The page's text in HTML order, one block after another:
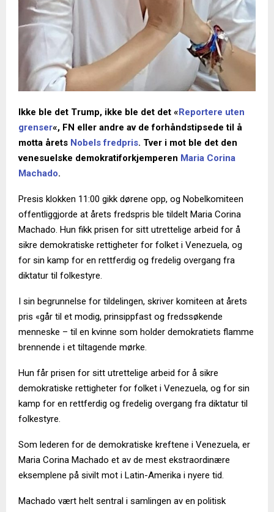
Ikke ble det Trump, ikke ble det det «Reportere uten
grenser«, FN eller andre av de forhåndstipsede til å
motta årets Nobels fredpris. Tver i mot ble det den
venesuelske demokratiforkjemperen Maria Corina
Machado.
Presis klokken 11:00 gikk dørene opp, og Nobelkomiteen
offentliggjorde at årets fredspris ble tildelt Maria Corina
Machado. Hun fikk prisen for sitt utrettelige arbeid for å
sikre demokratiske rettigheter for folket i Venezuela, og
for sin kamp for en rettferdig og fredelig overgang fra
diktatur til folkestyre.
I sin begrunnelse for tildelingen, skriver komiteen at årets
pris «går til et modig, prinsippfast og fredssøkende
menneske – til en kvinne som holder demokratiets flamme
brennende i et tiltagende mørke.
Hun får prisen for sitt utrettelige arbeid for å sikre
demokratiske rettigheter for folket i Venezuela, og for sin
kamp for en rettferdig og fredelig overgang fra diktatur til
folkestyre.
Som lederen for de demokratiske kreftene i Venezuela, er
Maria Corina Machado et av de mest ekstraordinære
eksemplene på sivilt mot i Latin-Amerika i nyere tid.
Machado vært helt sentral i samlingen av en politisk